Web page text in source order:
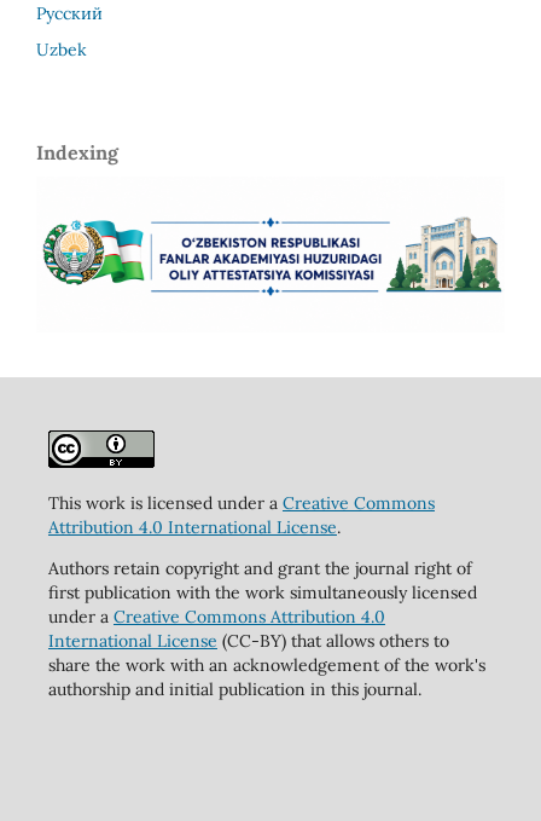
Русский
Uzbek
Indexing
This work is licensed under a Creative Commons
Attribution 4.0 International License.
Authors retain copyright and grant the journal right of
first publication with the work simultaneously licensed
under a Creative Commons Attribution 4.0
International License (CC-BY) that allows others to
share the work with an acknowledgement of the work's
authorship and initial publication in this journal.